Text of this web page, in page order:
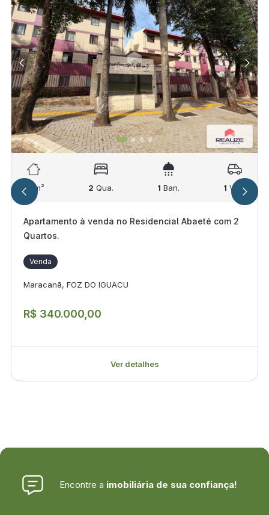
67 m² 2 Qua. 1 Ban. 1 Vag.
Apartamento à venda no Residencial Abaeté com 2
Quartos.
Venda
Maracanã, FOZ DO IGUACU
R$ 340.000,00
Ver detalhes
Encontre a imobiliária de sua confiança!